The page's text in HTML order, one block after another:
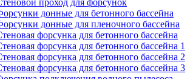
донные для бетонного бассейна
донные для пленочного бассейна
форсунка для бетонного бассейна
форсунка для бетонного бассейна 1
форсунка для бетонного бассейна 2
форсунка для бетонного бассейна 3